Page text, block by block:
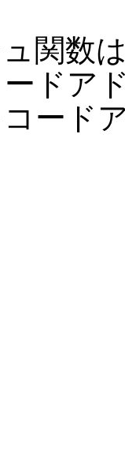
関数
ドア
ード